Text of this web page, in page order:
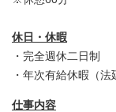
休日・休暇
・完全週休二日制
・年次有給休暇（法
仕事内容